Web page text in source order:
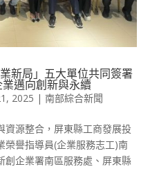
新局」五大單位共同簽署
邁向創新與永續
2025 | 南部綜合新聞
資源整合，屏東縣工商發展投
榮譽指導員(企業服務志工)南
創企業署南區服務處、屏東縣